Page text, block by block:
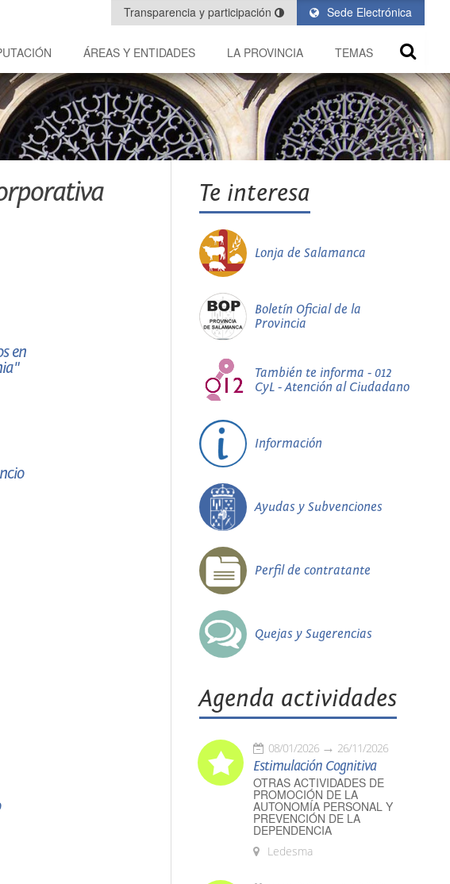
Sede Electrónica
Transparencia y participación
ÁREAS Y ENTIDADES LA PROVINCIA TEMAS
en
Te interesa
Lonja de Salamanca
Boletín Oficial de la
Provincia
También te informa - 012
CyL - Atención al Ciudadano
Información
Ayudas y Subvenciones
Perfil de contratante
Quejas y Sugerencias
Agenda actividades
08/01/2026 26/11/2026
Estimulación Cognitiva
OTRAS ACTIVIDADES DE
PROMOCIÓN DE LA
AUTONOMÍA PERSONAL Y
PREVENCIÓN DE LA
DEPENDENCIA
Ledesma